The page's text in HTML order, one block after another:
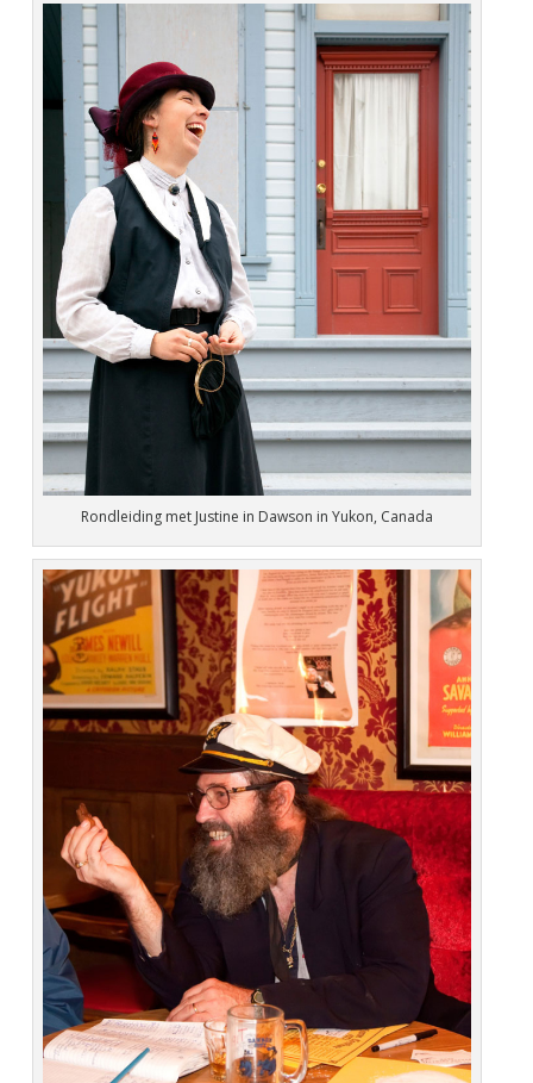
Rondleiding met Justine in Dawson in Yukon, Canada